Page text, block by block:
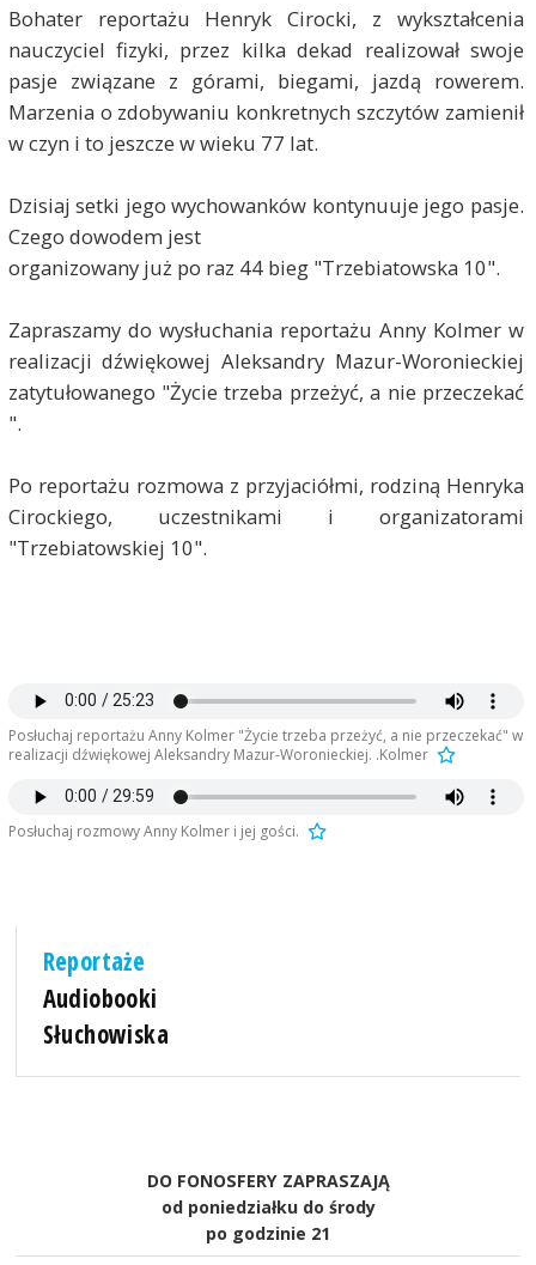
Bohater reportażu Henryk Cirocki, z wykształcenia
nauczyciel fizyki, przez kilka dekad realizował swoje
pasje związane z górami, biegami, jazdą rowerem.
Marzenia o zdobywaniu konkretnych szczytów zamienił
w czyn i to jeszcze w wieku 77 lat.
Dzisiaj setki jego wychowanków kontynuuje jego pasje.
Czego dowodem jest
organizowany już po raz 44 bieg "Trzebiatowska 10".
Zapraszamy do wysłuchania reportażu Anny Kolmer w
realizacji dźwiękowej Aleksandry Mazur-Woronieckiej
zatytułowanego "Życie trzeba przeżyć, a nie przeczekać
".
Po reportażu rozmowa z przyjaciółmi, rodziną Henryka
Cirockiego, uczestnikami i organizatorami
"Trzebiatowskiej 10".
Posłuchaj reportażu Anny Kolmer "Życie trzeba przeżyć, a nie przeczekać" w
realizacji dźwiękowej Aleksandry Mazur-Woronieckiej. .Kolmer
Posłuchaj rozmowy Anny Kolmer i jej gości.
Reportaże
Audiobooki
Słuchowiska
DO FONOSFERY ZAPRASZAJĄ
od poniedziałku do środy
po godzinie 21